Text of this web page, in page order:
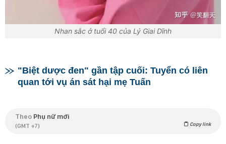
Nhan sắc ở tuổi 40 của Lý Giai Dĩnh
"Biệt dược đen" gần tập cuối: Tuyển có liên
quan tới vụ án sát hại mẹ Tuấn
Theo Phụ nữ mới
(GMT +7) Copy link